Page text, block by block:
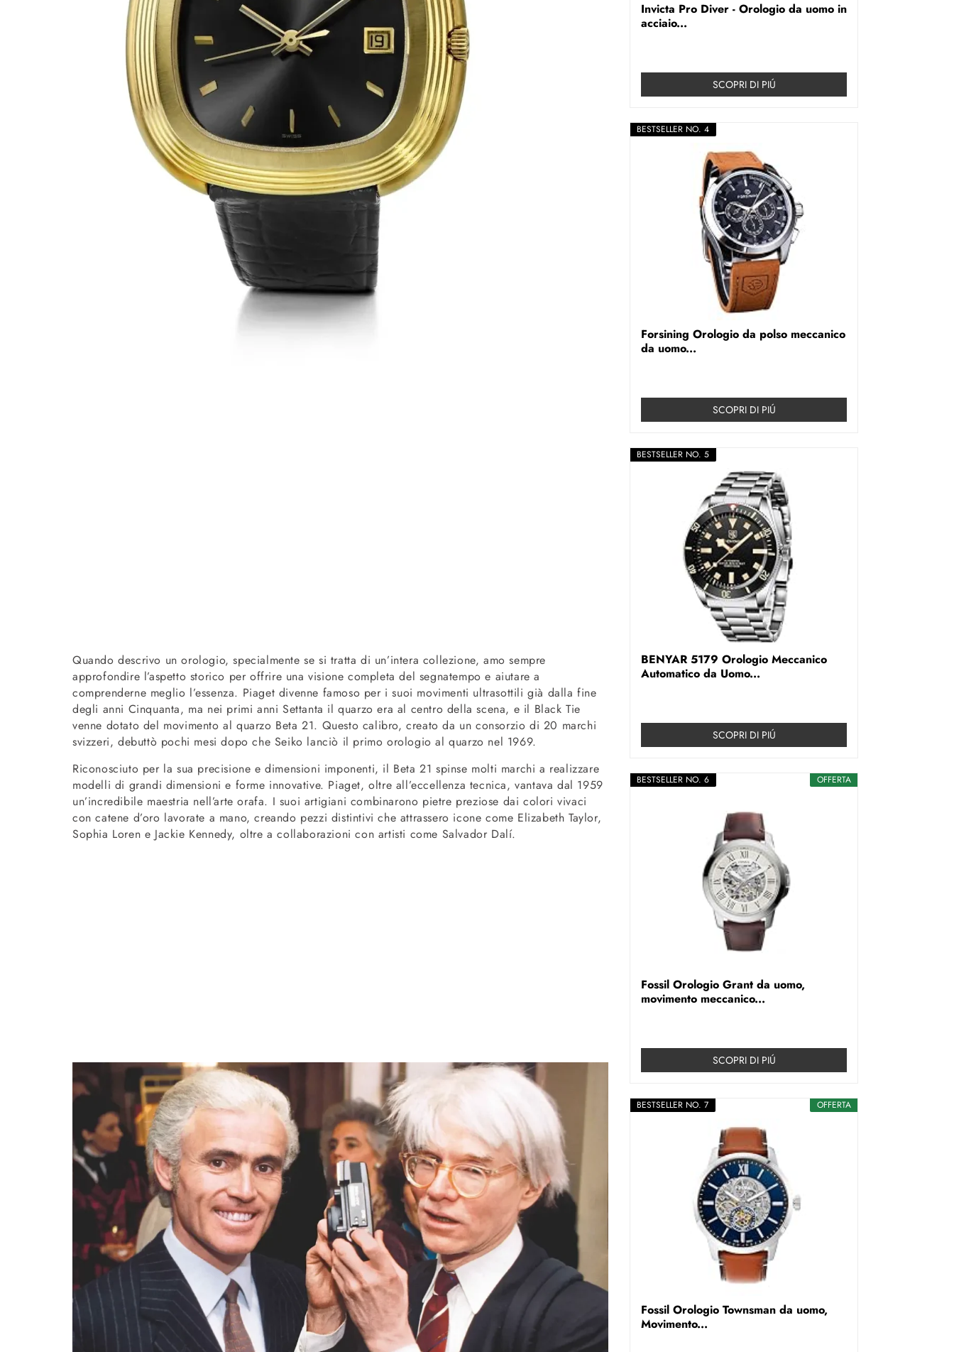
Quando descrivo un orologio, specialmente se si tratta di un’intera collezione, amo sempre
approfondire l’aspetto storico per offrire una visione completa del segnatempo e aiutare a
comprenderne meglio l’essenza. Piaget divenne famoso per i suoi movimenti ultrasottili già dalla fine
degli anni Cinquanta, ma nei primi anni Settanta il quarzo era al centro della scena, e il Black Tie
venne dotato del movimento al quarzo Beta 21. Questo calibro, creato da un consorzio di 20 marchi
svizzeri, debuttò pochi mesi dopo che Seiko lanciò il primo orologio al quarzo nel 1969.
Riconosciuto per la sua precisione e dimensioni imponenti, il Beta 21 spinse molti marchi a realizzare
modelli di grandi dimensioni e forme innovative. Piaget, oltre all’eccellenza tecnica, vantava dal 1959
un’incredibile maestria nell’arte orafa. I suoi artigiani combinarono pietre preziose dai colori vivaci
con catene d’oro lavorate a mano, creando pezzi distintivi che attrassero icone come Elizabeth Taylor,
Sophia Loren e Jackie Kennedy, oltre a collaborazioni con artisti come Salvador Dalí.
Invicta Pro Diver - Orologio da uomo in
acciaio...
SCOPRI DI PIÚ
BESTSELLER NO. 4
Forsining Orologio da polso meccanico
da uomo...
SCOPRI DI PIÚ
BESTSELLER NO. 5
BENYAR 5179 Orologio Meccanico
Automatico da Uomo...
SCOPRI DI PIÚ
OFFERTA
BESTSELLER NO. 6
Fossil Orologio Grant da uomo,
movimento meccanico...
SCOPRI DI PIÚ
OFFERTA
BESTSELLER NO. 7
Fossil Orologio Townsman da uomo,
Movimento...